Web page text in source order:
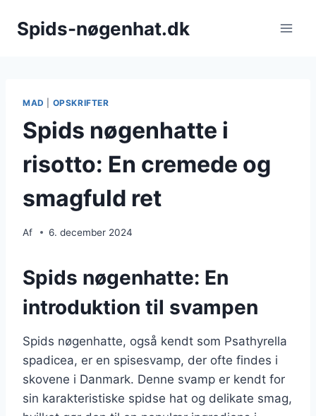
Spids-nøgenhat.dk
MAD OPSKRIFTER
Spids nøgenhatte i
risotto: En cremede og
smagfuld ret
Af 6. december 2024
Spids nøgenhatte: En
introduktion til svampen
Spids nøgenhatte, også kendt som Psathyrella
spadicea, er en spisesvamp, der ofte findes i
skovene i Danmark. Denne svamp er kendt for
sin karakteristiske spidse hat og delikate smag,